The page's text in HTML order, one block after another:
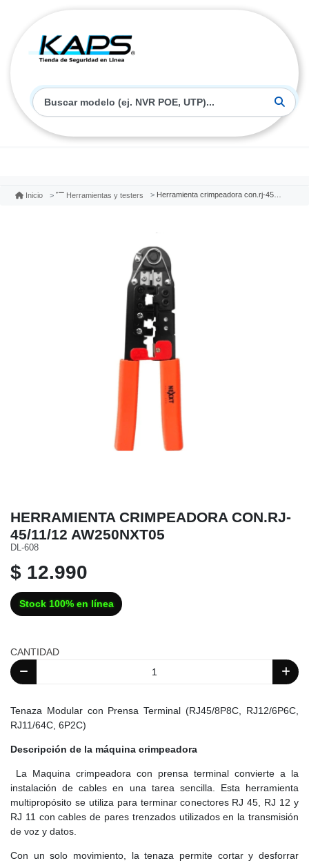
Inicio Herramientas y testers Herramienta crimpeadora con.rj-45/11/12 aw250nxt05
HERRAMIENTA CRIMPEADORA CON.RJ-
45/11/12 AW250NXT05
DL-608
$ 12.990
Stock 100% en línea
CANTIDAD
Tenaza Modular con Prensa Terminal (RJ45/8P8C, RJ12/6P6C,
RJ11/64C, 6P2C)
Descripción de la máquina crimpeadora
La Maquina crimpeadora con prensa terminal convierte a la
instalación de cables en una tarea sencilla. Esta herramienta
multipropósito se utiliza para terminar conectores RJ 45, RJ 12 y
RJ 11 con cables de pares trenzados utilizados en la transmisión
de voz y datos.
Con un solo movimiento, la tenaza permite cortar y desforrar